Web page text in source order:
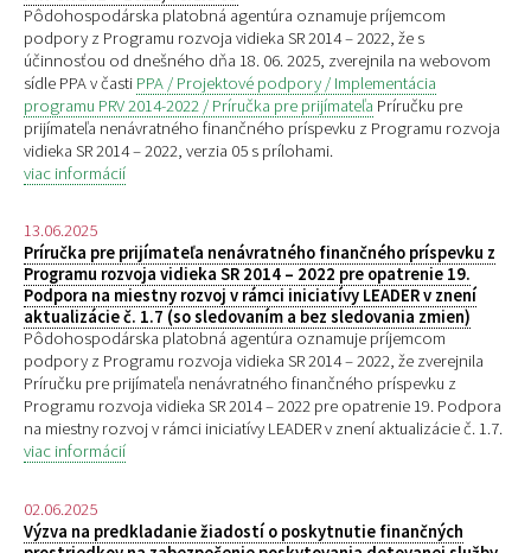
Pôdohospodárska platobná agentúra oznamuje príjemcom
podpory z Programu rozvoja vidieka SR 2014 – 2022, že s
účinnosťou od dnešného dňa 18. 06. 2025, zverejnila na webovom
sídle PPA v časti PPA / Projektové podpory / Implementácia
programu PRV 2014-2022 / Príručka pre prijímateľa Príručku pre
prijímateľa nenávratného finančného príspevku z Programu rozvoja
vidieka SR 2014 – 2022, verzia 05 s prílohami.
viac informácií
13.06.2025
Príručka pre prijímateľa nenávratného finančného príspevku z
Programu rozvoja vidieka SR 2014 – 2022 pre opatrenie 19.
Podpora na miestny rozvoj v rámci iniciatívy LEADER v znení
aktualizácie č. 1.7 (so sledovaním a bez sledovania zmien)
Pôdohospodárska platobná agentúra oznamuje príjemcom
podpory z Programu rozvoja vidieka SR 2014 – 2022, že zverejnila
Príručku pre prijímateľa nenávratného finančného príspevku z
Programu rozvoja vidieka SR 2014 – 2022 pre opatrenie 19. Podpora
na miestny rozvoj v rámci iniciatívy LEADER v znení aktualizácie č. 1.7.
viac informácií
02.06.2025
Výzva na predkladanie žiadostí o poskytnutie finančných